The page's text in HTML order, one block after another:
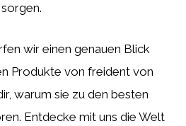
wir einen genauen Blick
Produkte von freident von
warum sie zu den besten
Entdecke mit uns die Welt